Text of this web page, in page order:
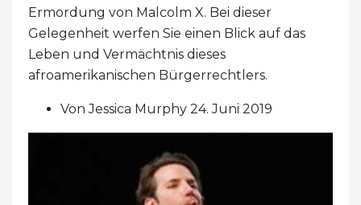
Ermordung von Malcolm X. Bei dieser
Gelegenheit werfen Sie einen Blick auf das
Leben und Vermächtnis dieses
afroamerikanischen Bürgerrechtlers.
Von Jessica Murphy 24. Juni 2019